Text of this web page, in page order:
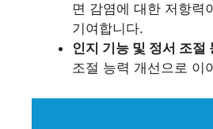
면 감염에 대한 저항력
기여합니다.
인지 기능 및 정서 조절
조절 능력 개선으로 이